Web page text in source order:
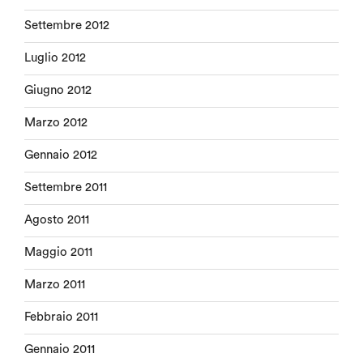
Settembre 2012
Luglio 2012
Giugno 2012
Marzo 2012
Gennaio 2012
Settembre 2011
Agosto 2011
Maggio 2011
Marzo 2011
Febbraio 2011
Gennaio 2011